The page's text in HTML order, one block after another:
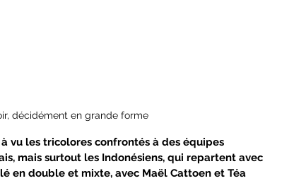
décidément en grande forme
vu les tricolores confrontés à des équipes
mais surtout les Indonésiens, qui repartent avec
en double et mixte, avec Maël Cattoen et Téa